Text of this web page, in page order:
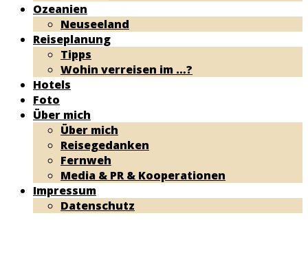
Ozeanien
Neuseeland
Reiseplanung
Tipps
Wohin verreisen im …?
Hotels
Foto
Über mich
Über mich
Reisegedanken
Fernweh
Media & PR & Kooperationen
Impressum
Datenschutz